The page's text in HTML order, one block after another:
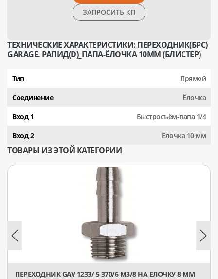
ЗАПРОСИТЬ КП
ТЕХНИЧЕСКИЕ ХАРАКТЕРИСТИКИ: ПЕРЕХОДНИК(БРС)
GARAGE. РАПИД(D)_ПАПА-ЁЛОЧКА 10ММ (БЛИСТЕР)
Тип Прямой
Соединение Ёлочка
Вход 1 Быстросъём-папа 1/4
Вход 2 Ёлочка 10 мм
ТОВАРЫ ИЗ ЭТОЙ КАТЕГОРИИ
ПЕРЕХОДНИК GAV 1233/ 5 370/6 М3/8 НА ЕЛОЧКУ 8 ММ